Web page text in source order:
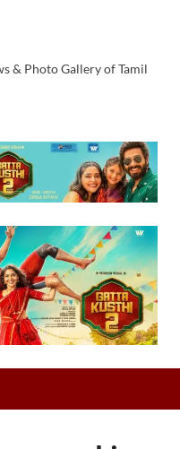
& Photo Gallery of Tamil